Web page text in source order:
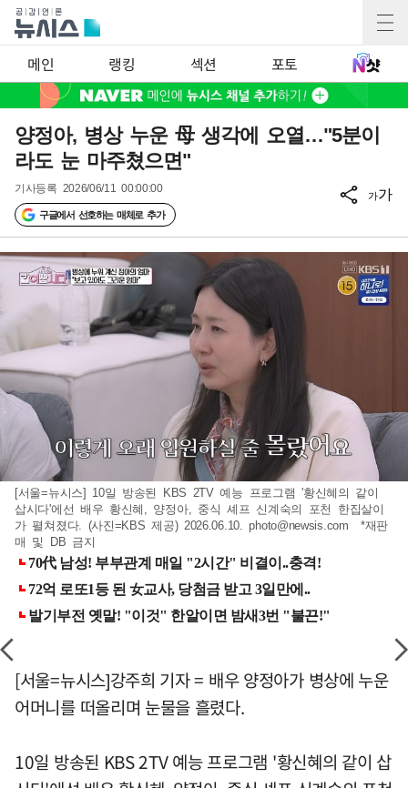
메인 랭킹 섹션 포토
양정아, 병상 누운 母 생각에 오열…"5분이
라도 눈 마주쳤으면"
기사등록 2026/06/11 00:00:00
구글에서 선호하는 매체로 추가
가가
[서울=뉴시스] 10일 방송된 KBS 2TV 예능 프로그램 '황신혜의 같이
삽시다'에선 배우 황신혜, 양정아, 중식 셰프 신계숙의 포천 한집살이
가 펼쳐졌다. (사진=KBS 제공) 2026.06.10.photo@newsis.com *재판
매 및 DB 금지
[서울=뉴시스]강주희 기자 = 배우 양정아가 병상에 누운
어머니를 떠올리며 눈물을 흘렸다.
10일 방송된 KBS 2TV 예능 프로그램 '황신혜의 같이 삽